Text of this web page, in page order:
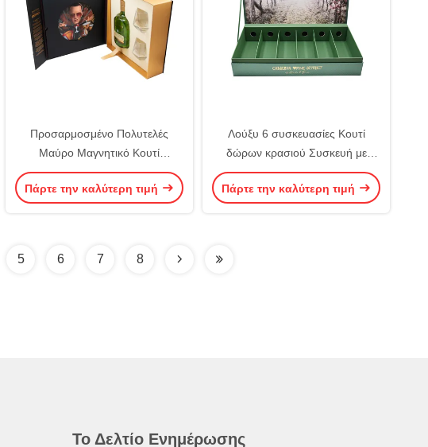
Προσαρμοσμένο Πολυτελές
Μαύρο Μαγνητικό Κουτί
Συσκευασίας Κρασιού Μονής
Φιάλης Με Σετ Αξεσουάρ
Πάρτε την καλύτερη τιμή
Λούξυ 6 συσκευασίες Κουτί
δώρων κρασιού Συσκευή με
προσαρμοσμένο λογότυπο
Κεπάκι Συσκευή χαρτόνι
Πάρτε την καλύτερη τιμή
5 6 7 8
Το Δελτίο Ενημέρωσης